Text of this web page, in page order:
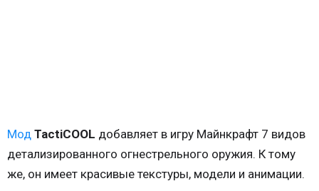
Мод TactiCOOL добавляет в игру Майнкрафт 7 видов
детализированного огнестрельного оружия. К тому
же, он имеет красивые текстуры, модели и анимации.